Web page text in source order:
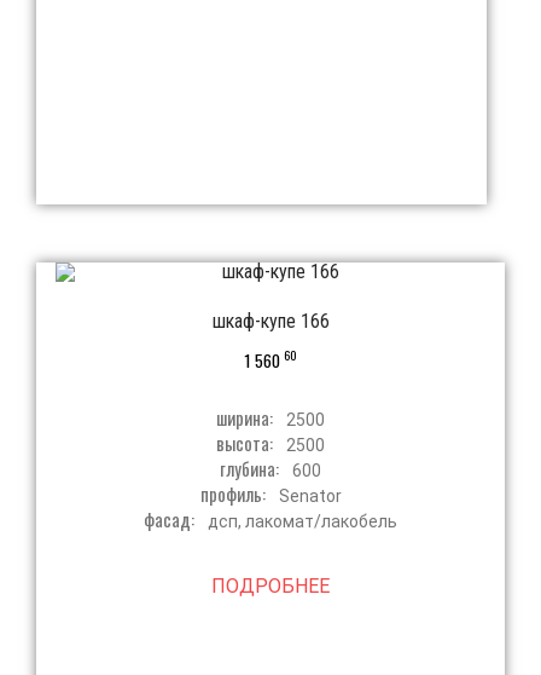
шкаф-купе 166
1 560 60
ширина: 2500
высота: 2500
глубина: 600
профиль: Senator
фасад: дсп, лакомат/лакобель
ПОДРОБНЕЕ